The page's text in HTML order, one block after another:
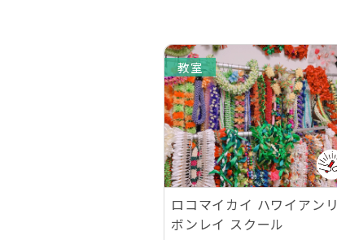
教室
ロコマイカイ ハワイアンリ
ボンレイ スクール